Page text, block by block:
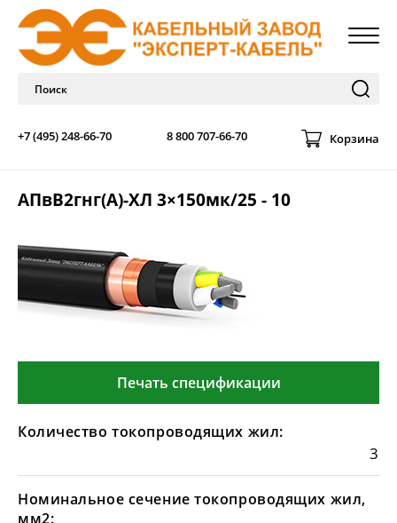
+7 (495) 248-66-70 8 800 707-66-70 Корзина
АПвВ2гнг(А)-ХЛ 3×150мк/25 - 10
Печать спецификации
Количество токопроводящих жил:
3
Номинальное сечение токопроводящих жил,
мм2: